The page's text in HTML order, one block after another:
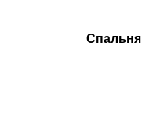
Спальня